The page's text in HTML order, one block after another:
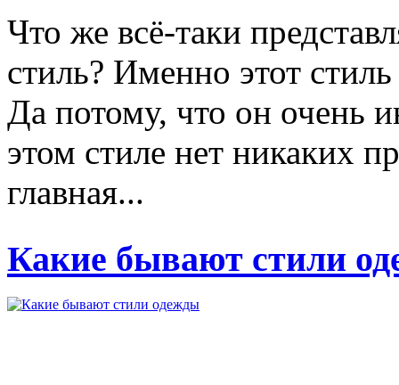
Что же всё-таки
стиль? Именно этот
Да потому, что он очень
этом стиле нет никаких
главная...
Какие бывают стили